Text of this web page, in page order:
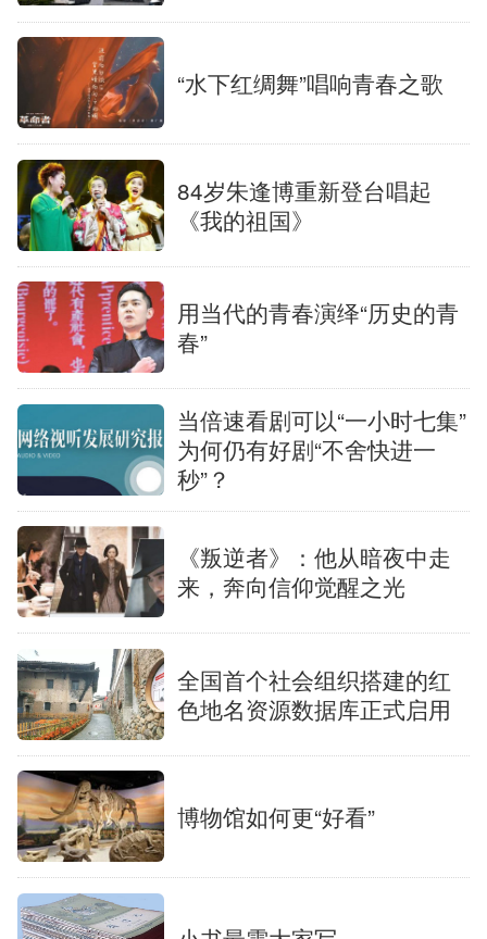
“水下红绸舞”唱响青春之歌
84岁朱逢博重新登台唱起
《我的祖国》
用当代的青春演绎“历史的青
春”
当倍速看剧可以“一小时七集”
为何仍有好剧“不舍快进一
秒”？
《叛逆者》：他从暗夜中走
来，奔向信仰觉醒之光
全国首个社会组织搭建的红
色地名资源数据库正式启用
博物馆如何更“好看”